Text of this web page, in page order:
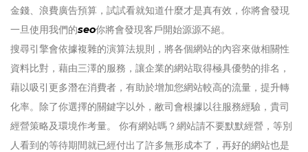
金錢、浪費廣告預算，試試看就知道什麼才是真有效，你將會發現
一旦使用我們的seo你將會發現客戶開始源源不絕。
搜尋引擎會依據複雜的演算法規則，將各個網站的內容來做相關性
資料比對，藉由三澤的服務，讓企業的網站取得極具優勢的排名，
藉以吸引更多潛在消費者，有助於增加您網站較高的流量，提升轉
化率。除了你選擇的關鍵字以外，敝司會根據以往服務經驗，貴司
經營策略及環境作考量。 你有網站嗎？網站請不要默默經營，等別
人看到的等待期間就已經付出了許多無形成本了，再好的網站也是